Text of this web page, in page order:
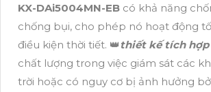
KX-DAi5004MN-EB có khả năng
chống bụi, cho phép nó hoạt động
điều kiện thời tiết. 👑 thiết kế tích hợp
chất lượng trong việc giám sát các
trời hoặc có nguy cơ bị ảnh hưởng